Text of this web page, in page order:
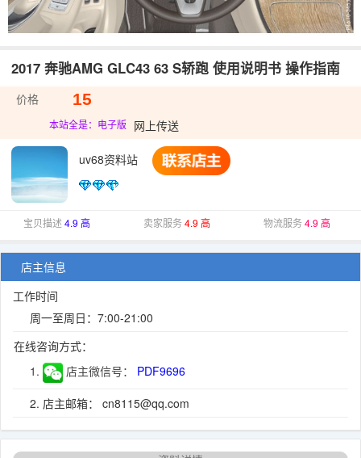
2017 奔驰AMG GLC43 63 S轿跑 使用说明书 操作指南
价格 15
本站全是：电子版 网上传送
uv68资料站
宝贝描述 4.9 高 卖家服务4.9 高 物流服务4.9 高
店主信息
工作时间
周一至周日：7:00-21:00
在线咨询方式：
1.
店主微信号：
PDF9696
2. 店主邮箱： cn8115@qq.com